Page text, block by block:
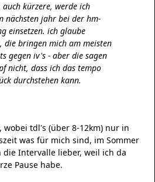
auch kürzere, werde ich
nächsten jahr bei der hm-
einsetzen. ich glaube
die bringen mich am meisten
gegen iv's - aber die sagen
nicht, dass ich das tempo
durchstehen kann.
wobei tdl's (über 8-12km) nur in
was für mich sind, im Sommer
Intervalle lieber, weil ich da
Pause habe.